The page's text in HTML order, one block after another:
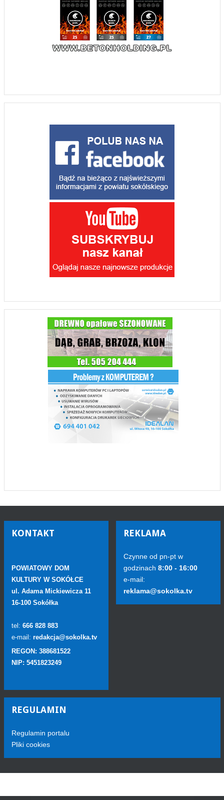
KONTAKT
POWIATOWY DOM
KULTURY W SOKÓŁCE
ul. Adama Mickiewicza 11
16-100 Sokółka
tel: 666 828 883
e-mail: redakcja@sokolka.tv
REGON: 388681522
NIP: 5451823249
REKLAMA
Czynne od pn-pt w
godzinach 8:00 - 16:00
e-mail:
reklama@sokolka.tv
REGULAMIN
Regulamin portalu
Pliki cookies